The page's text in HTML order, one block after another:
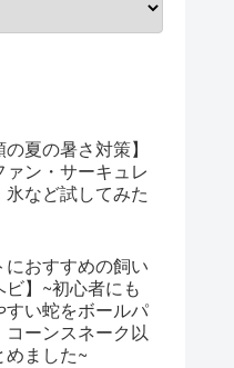
の夏の暑さ対策】
ァン・サーキュレ
氷など試してみた
におすすめの飼い
ビ】~初心者にも
すい蛇をボールパ
コーンスネーク以
めました~